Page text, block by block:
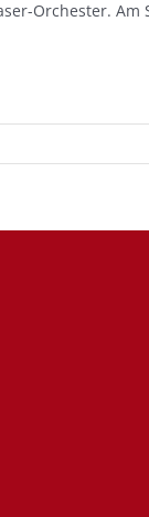
Orchester. Am